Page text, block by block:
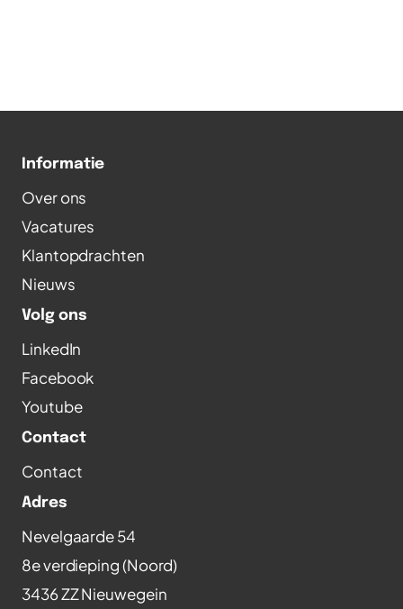
Informatie
Over ons
Vacatures
Klantopdrachten
Nieuws
Volg ons
LinkedIn
Facebook
Youtube
Contact
Contact
Adres
Nevelgaarde 54
8e verdieping (Noord)
3436 ZZ Nieuwegein